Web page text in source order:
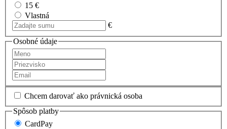
15 €
Vlastná
€
Osobné údaje
Chcem darovať ako právnická osoba
Spôsob platby
CardPay